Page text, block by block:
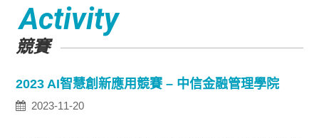
Activity
競賽
2023 AI智慧創新應用競賽 – 中信金融管理學院
2023-11-20